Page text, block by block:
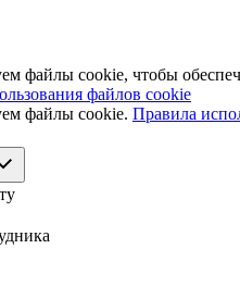
файлы cookie, чтобы
файлов cookie
файлы cookie. Правила